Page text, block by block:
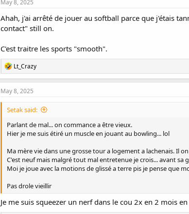
i
o
n
:
May 8, 2025
Ahah, j'ai arrêté de jouer au softball parce que j'étais
contact" still on.
C'est traitre les sports "smooth".
R
e
a
c
o
s
:
Lt_Crazy
May 8, 2025
Setak said:
Parlant de mal... on commance a être vieux.
Hier je me suis étiré un muscle en jouant au bowling... lol
Ma mère vie dans une grosse tour a logement a lachenais. Il
C'est neuf mais malgré tout mal entretenue je crois... avant sa
Moi je joue avec la motions de glissé a terre pis je pense que
Pas drole vieillir
Je me suis squeezer un nerf dans le cou 2x en 2 mois